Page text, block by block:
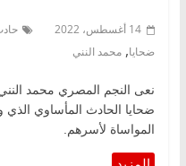
14 أغسطس، 2022
ضحايا, محمد النني
نعى النجم المصري محمد
ضحايا الحادث المأساوي الذي
المواساة لأسرهم.